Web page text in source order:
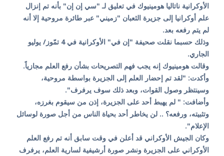
الأوكرانية ناتاليا هومينيوك في تعليق لـ "سي إن إن" بأنه تم إنزال
علم أوكرانيا إلى جزيرة الثعبان "زميني" عبر طائرة مروحية إلا أنه
لم يتم رفعه بعد.
وذلك حسبما نقلت صحيفة "إن في" الأوكرانية في 4 تمّوز/ يوليو
الجاري.
وقالت هومينيوك إنه يجب فهم التصريحات بشأن رفع العلم مجازياً.
وأكدت: "لقد تم إحضار العلم إلى الجزيرة بواسطة مروحية،
وسينتظر وصول القوات، وبعد ذلك سوف يرفرف".
وأضافت: " لم يهبط أحد على الجزيرة، إذن من سيقوم بغرزه،
وتثبيته، ورفعه؟ .. لن يخاطر أحد بحياة الناس من أجل صورة لوسائل
الإعلام".
وكان الجيش الأوكراني قد أعلن في وقت سابق أنه تم رفع العلم
الأوكراني على الجزيرة ونشر صورة أرشيفية لسارية العلم، يرفرف